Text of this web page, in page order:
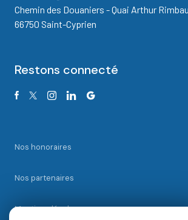
Chemin des Douaniers - Quai Arthur
66750 Saint-Cyprien
Restons connecté
Nos honoraires
Nos partenaires
Mentions légales